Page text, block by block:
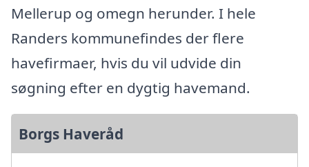
Mellerup og omegn herunder. I hele
Randers kommunefindes der flere
havefirmaer, hvis du vil udvide din
søgning efter en dygtig havemand.
Borgs Haveråd